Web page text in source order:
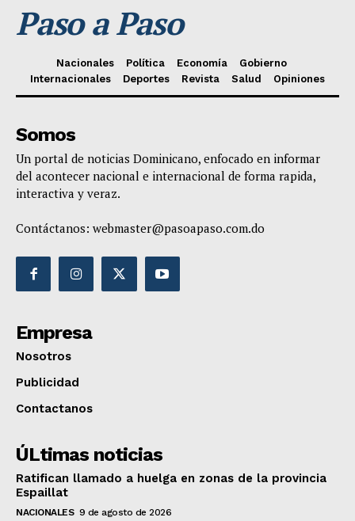
Paso a Paso
Nacionales Política Economía
Gobierno
Internacionales
Deportes Revista Salud Opiniones
Somos
Un portal de noticias Dominicano, enfocado en informar
del acontecer nacional e internacional de forma rapida,
interactiva y veraz.
Contáctanos: webmaster@pasoapaso.com.do
Empresa
Nosotros
Publicidad
Contactanos
ÚLtimas noticias
Ratifican llamado a huelga en zonas de la provincia
Espaillat
NACIONALES 9 de agosto de 2026